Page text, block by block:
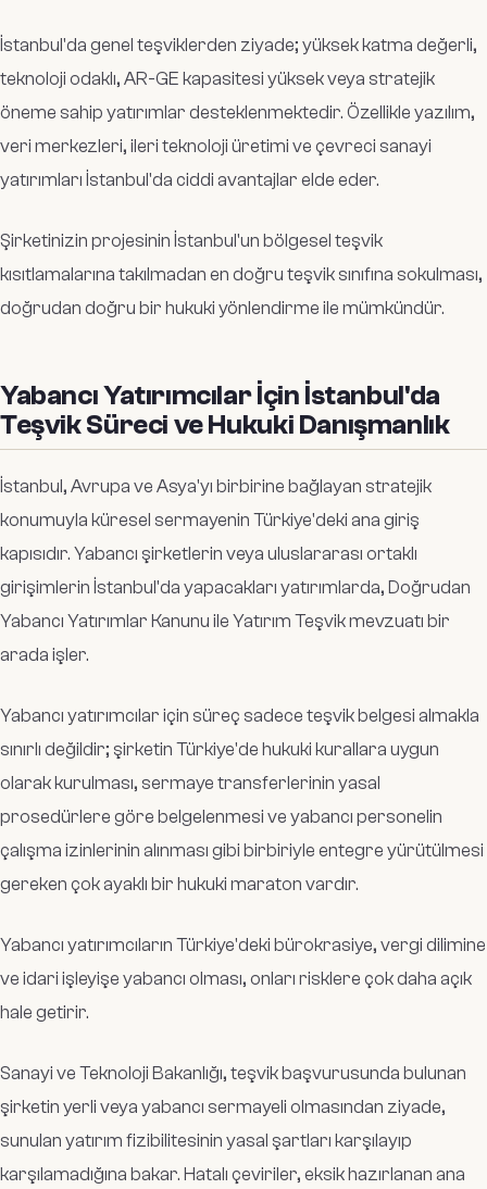
İstanbul'da genel teşviklerden ziyade; yüksek katma değerli,
teknoloji odaklı, AR-GE kapasitesi yüksek veya stratejik
öneme sahip yatırımlar desteklenmektedir. Özellikle yazılım,
veri merkezleri, ileri teknoloji üretimi ve çevreci sanayi
yatırımları İstanbul'da ciddi avantajlar elde eder.
Şirketinizin projesinin İstanbul'un bölgesel teşvik
kısıtlamalarına takılmadan en doğru teşvik sınıfına sokulması,
doğrudan doğru bir hukuki yönlendirme ile mümkündür.
Yabancı Yatırımcılar İçin İstanbul'da
Teşvik Süreci ve Hukuki Danışmanlık
İstanbul, Avrupa ve Asya'yı birbirine bağlayan stratejik
konumuyla küresel sermayenin Türkiye'deki ana giriş
kapısıdır. Yabancı şirketlerin veya uluslararası ortaklı
girişimlerin İstanbul'da yapacakları yatırımlarda, Doğrudan
Yabancı Yatırımlar Kanunu ile Yatırım Teşvik mevzuatı bir
arada işler.
Yabancı yatırımcılar için süreç sadece teşvik belgesi almakla
sınırlı değildir; şirketin Türkiye'de hukuki kurallara uygun
olarak kurulması, sermaye transferlerinin yasal
prosedürlere göre belgelenmesi ve yabancı personelin
çalışma izinlerinin alınması gibi birbiriyle entegre yürütülmesi
gereken çok ayaklı bir hukuki maraton vardır.
Yabancı yatırımcıların Türkiye'deki bürokrasiye, vergi dilimine
ve idari işleyişe yabancı olması, onları risklere çok daha açık
hale getirir.
Sanayi ve Teknoloji Bakanlığı, teşvik başvurusunda bulunan
şirketin yerli veya yabancı sermayeli olmasından ziyade,
sunulan yatırım fizibilitesinin yasal şartları karşılayıp
karşılamadığına bakar. Hatalı çeviriler, eksik hazırlanan ana